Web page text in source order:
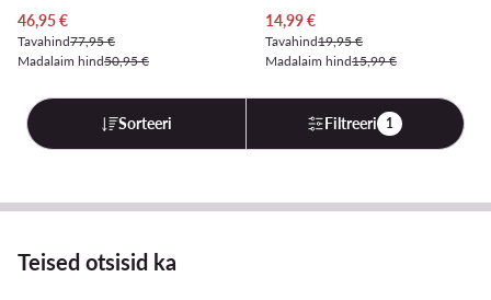
Praegune hind
46,95€
Tavahind77,95 €
Madalaim hind50,95 €
Praegune hind
14,99€
Tavahind19,95 €
Madalaim hind15,99 €
Sorteeri Filtreeri 1
Teised otsisid ka